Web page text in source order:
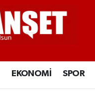
EKONOMİ SPOR